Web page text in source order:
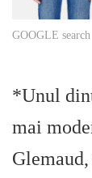
GOOGLE search
*Unul
mai